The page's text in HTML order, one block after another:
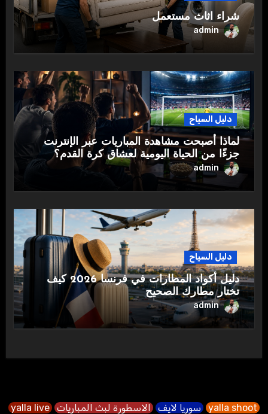
شراء اثاث مستعمل
admin
دليل السياح
لماذا أصبحت مشاهدة المباريات عبر الإنترنت
جزءًا من الحياة اليومية لعشاق كرة القدم؟
admin
دليل السياح
دليل أكواد المطارات في فرنسا 2026 كيف
تختار مطارك الصحيح
admin
yalla shoot سوريا لايف الاسطورة لبث المباريات yalla live